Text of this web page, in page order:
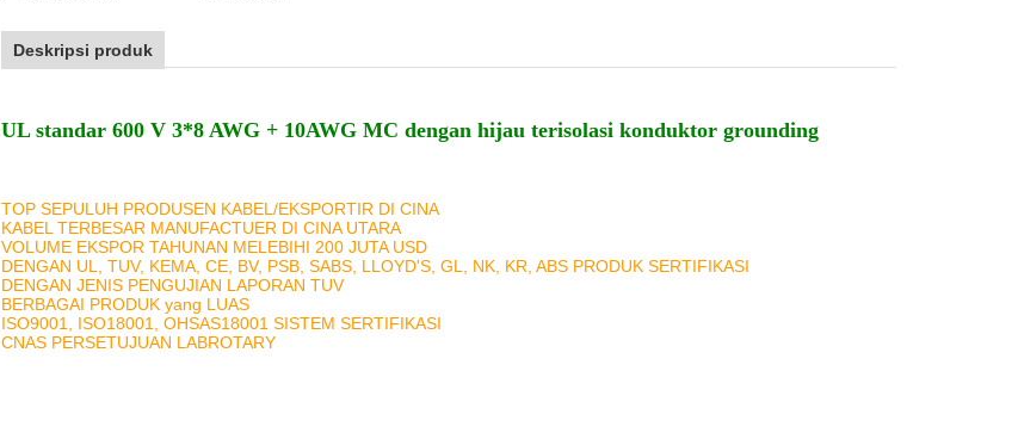
Deskripsi produk
UL standar 600 V 3*8 AWG + 10AWG MC dengan hijau terisolasi konduktor grounding
TOP SEPULUH PRODUSEN KABEL/EKSPORTIR DI CINA
KABEL TERBESAR MANUFACTUER DI CINA UTARA
VOLUME EKSPOR TAHUNAN MELEBIHI 200 JUTA USD
DENGAN UL, TUV, KEMA, CE, BV, PSB, SABS, LLOYD'S, GL, NK, KR, ABS PRODUK SERTIFIKASI
DENGAN JENIS PENGUJIAN LAPORAN TUV
BERBAGAI PRODUK yang LUAS
ISO9001, ISO18001, OHSAS18001 SISTEM SERTIFIKASI
CNAS PERSETUJUAN LABROTARY